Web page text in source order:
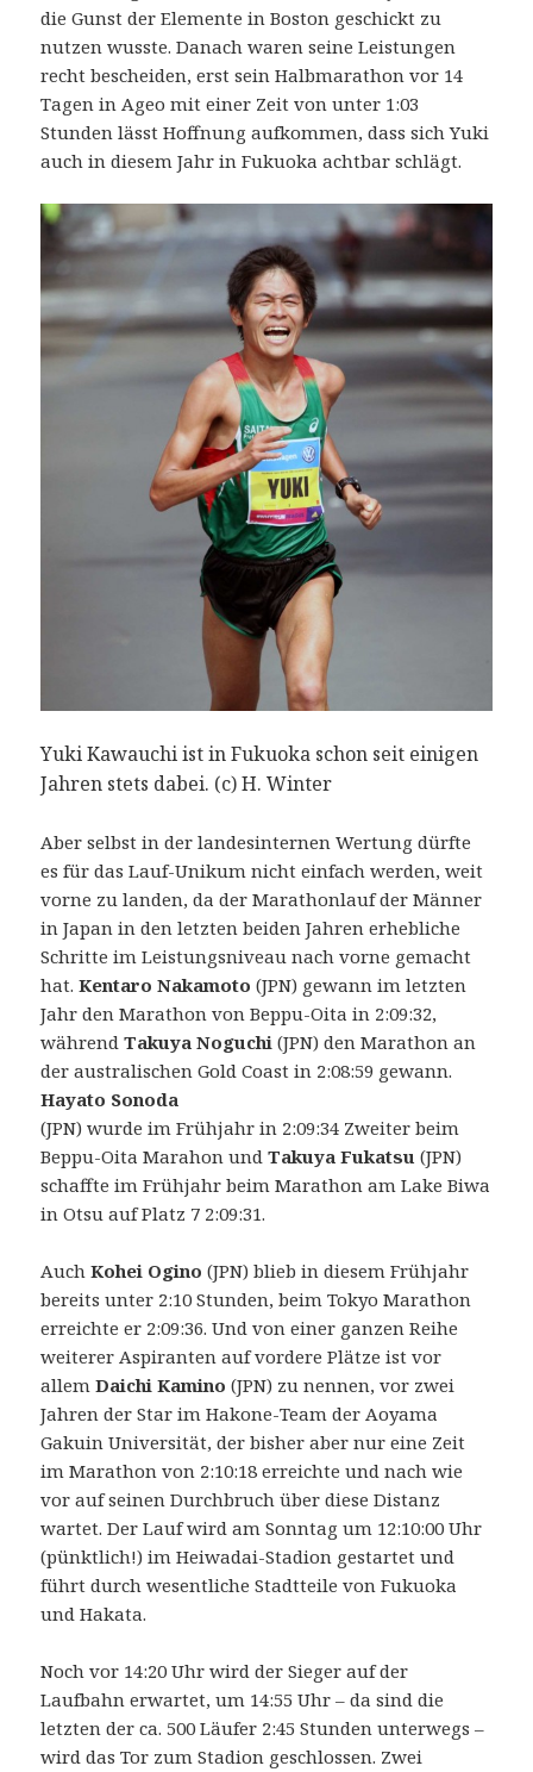
die Gunst der Elemente in Boston geschickt zu
nutzen wusste. Danach waren seine Leistungen
recht bescheiden, erst sein Halbmarathon vor 14
Tagen in Ageo mit einer Zeit von unter 1:03
Stunden lässt Hoffnung aufkommen, dass sich Yuki
auch in diesem Jahr in Fukuoka achtbar schlägt.
Yuki Kawauchi ist in Fukuoka schon seit einigen
Jahren stets dabei. (c) H. Winter
Aber selbst in der landesinternen Wertung dürfte
es für das Lauf-Unikum nicht einfach werden, weit
vorne zu landen, da der Marathonlauf der Männer
in Japan in den letzten beiden Jahren erhebliche
Schritte im Leistungsniveau nach vorne gemacht
hat.Kentaro Nakamoto (JPN) gewann im letzten
Jahr den Marathon von Beppu-Oita in 2:09:32,
währendTakuya Noguchi (JPN) den Marathon an
der australischen Gold Coast in 2:08:59 gewann.
Hayato Sonoda
(JPN) wurde im Frühjahr in 2:09:34 Zweiter beim
Beppu-Oita Marahon undTakuya Fukatsu (JPN)
schaffte im Frühjahr beim Marathon am Lake Biwa
in Otsu auf Platz 7 2:09:31.
AuchKohei Ogino (JPN) blieb in diesem Frühjahr
bereits unter 2:10 Stunden, beim Tokyo Marathon
erreichte er 2:09:36. Und von einer ganzen Reihe
weiterer Aspiranten auf vordere Plätze ist vor
allemDaichi Kamino (JPN) zu nennen, vor zwei
Jahren der Star im Hakone-Team der Aoyama
Gakuin Universität, der bisher aber nur eine Zeit
im Marathon von 2:10:18 erreichte und nach wie
vor auf seinen Durchbruch über diese Distanz
wartet. Der Lauf wird am Sonntag um 12:10:00 Uhr
(pünktlich!) im Heiwadai-Stadion gestartet und
führt durch wesentliche Stadtteile von Fukuoka
und Hakata.
Noch vor 14:20 Uhr wird der Sieger auf der
Laufbahn erwartet, um 14:55 Uhr – da sind die
letzten der ca. 500 Läufer 2:45 Stunden unterwegs –
wird das Tor zum Stadion geschlossen. Zwei